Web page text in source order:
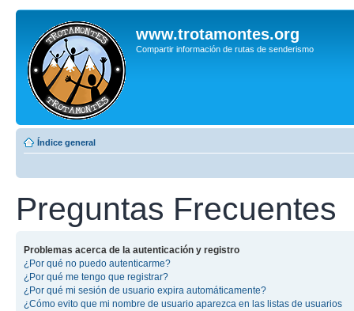
www.trotamontes.org
Compartir información de rutas de senderismo
Índice general
Preguntas Frecuentes
Problemas acerca de la autenticación y registro
¿Por qué no puedo autenticarme?
¿Por qué me tengo que registrar?
¿Por qué mi sesión de usuario expira automáticamente?
¿Cómo evito que mi nombre de usuario aparezca en las listas de usuarios